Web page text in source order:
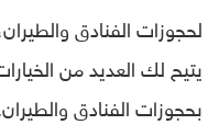
لحجوزات الفنادق
يتيح لك العديد من
بحجوزات الفنادق